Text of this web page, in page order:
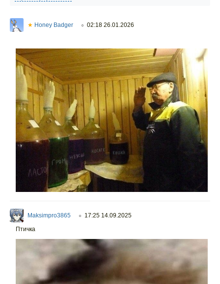
★ Honey Badger ○ 02:18 26.01.2026
Maksimpro3865 ○ 17:25 14.09.2025
Птичка